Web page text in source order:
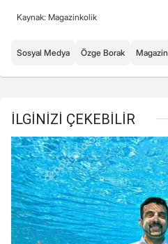
Kaynak: Magazinkolik
Sosyal Medya Özge Borak Magazin